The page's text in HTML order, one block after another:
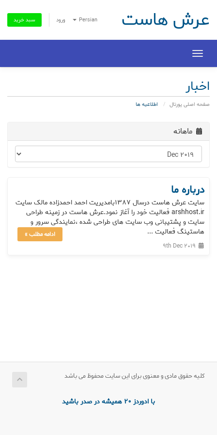
Persian ورود سبد خرید عرش هاست
Toggle
navigation
اخبار
صفحه اصلی پورتال اطلاعیه ها
ماهانه
درباره ما
سایت عرش هاست درسال ۱۳۸۷بامدیریت احمد احمدزاده مالک سایت
arshhost.ir فعالیت خود را آغاز نمود.عرش هاست در زمینه طراحی
سایت و پشتیبانی وب سایت های طراحی شده ،نمایندگی سرور و
هاستینگ فعالیت ...
ادامه مطلب »
کلیه حقوق مادی و معنوی برای این سایت محفوظ می باشد
با ادوردز 20 همیشه در صدر باشید